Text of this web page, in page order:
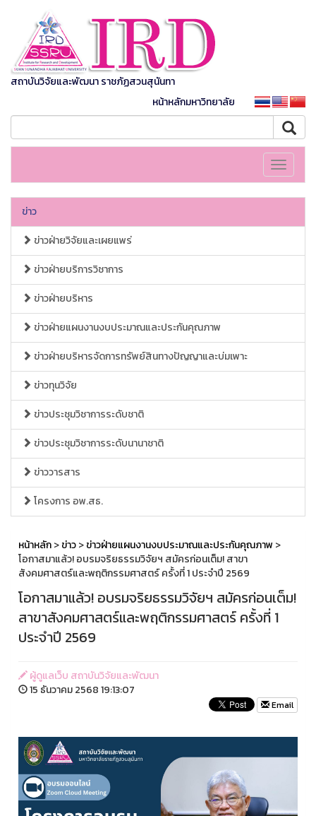
สถาบันวิจัยและพัฒนา ราชภัฏสวนสุนันทา
หน้าหลักมหาวิทยาลัย
Toggle
ข่าว
ข่าวฝ่ายวิจัยและเผยแพร่
ข่าวฝ่ายบริการวิชาการ
ข่าวฝ่ายบริหาร
ข่าวฝ่ายแผนงานงบประมาณและประกันคุณภาพ
ข่าวฝ่ายบริหารจัดการทรัพย์สินทางปัญญาและบ่มเพาะ
ข่าวทุนวิจัย
ข่าวประชุมวิชาการระดับชาติ
ข่าวประชุมวิชาการระดับนานาชาติ
ข่าววารสาร
โครงการ อพ.สธ.
หน้าหลัก>ข่าว>ข่าวฝ่ายแผนงานงบประมาณและประกันคุณภาพ >
โอกาสมาแล้ว! อบรมจริยธรรมวิจัยฯ สมัครก่อนเต็ม! สาขา
สังคมศาสตร์และพฤติกรรมศาสตร์ ครั้งที่ 1 ประจำปี 2569
โอกาสมาแล้ว! อบรมจริยธรรมวิจัยฯ สมัครก่อนเต็ม!
สาขาสังคมศาสตร์และพฤติกรรมศาสตร์ ครั้งที่ 1
ประจำปี 2569
ผู้ดูแลเว็บ สถาบันวิจัยและพัฒนา
15 ธันวาคม 2568 19:13:07
Email